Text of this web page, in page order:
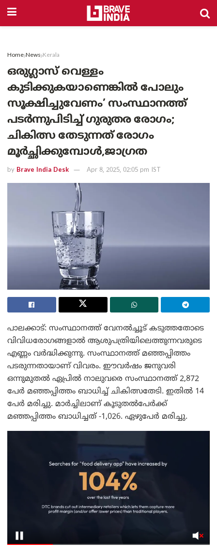
Home News Kerala
ഒരുഗ്ലാസ് വെള്ളം
കുടിക്കുകയാണെങ്കിൽ പോലും
സൂക്ഷിച്ചുവേണം’ സംസ്ഥാനത്ത്
പടർന്നുപിടിച്ച് ഗുരുതര രോഗം;
ചികിത്സ തേടുന്നത് രോഗം
മൂർച്ഛിക്കുമ്പോൾ,ജാഗ്രത
by Brave India Desk Apr 8, 2025, 02:05 pm IST
പാലക്കാട്: സംസ്ഥാനത്ത് വേനൽച്ചൂട് കടുത്തതോടെ
വിവിധരോഗങ്ങളാൽ ആശുപത്രിയിലെത്തുന്നവരുടെ
എണ്ണം വർദ്ധിക്കുന്നു. സംസ്ഥാനത്ത് മഞ്ഞപ്പിത്തം
പടരുന്നതായാണ് വിവരം. ഈവർഷം ജനുവരി
ഒന്നുമുതൽ ഏപ്രിൽ നാലുവരെ സംസ്ഥാനത്ത് 2,872
പേർ മഞ്ഞപ്പിത്തം ബാധിച്ച് ചികിത്സതേടി. ഇതിൽ 14
പേർ മരിച്ചു. മാർച്ചിലാണ് കൂടുതൽപേർക്ക്
മഞ്ഞപ്പിത്തം ബാധിച്ചത് -1,026. ഏഴുപേർ മരിച്ചു.